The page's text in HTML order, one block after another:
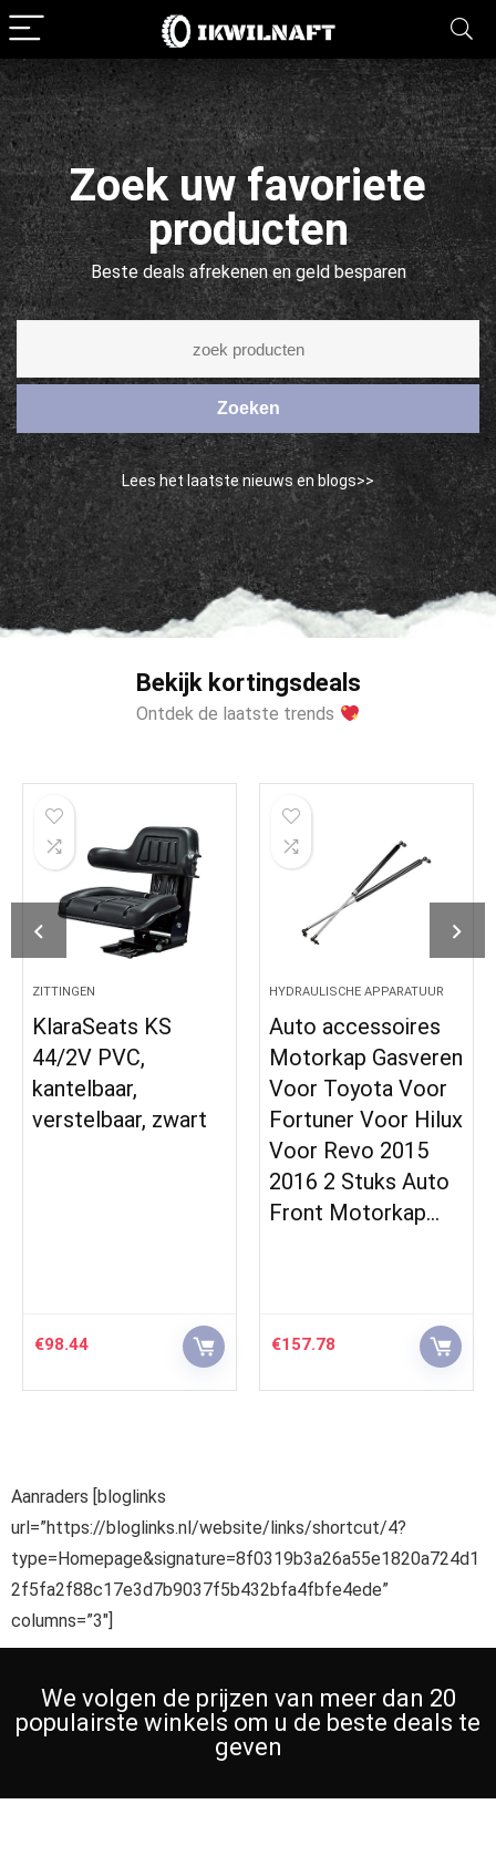
Zoek uw favoriete
producten
Beste deals afrekenen en geld besparen
Zoeken
Lees het laatste nieuws en blogs>>
Bekijk kortingsdeals
Ontdek de laatste trends
ZITTINGEN
KlaraSeats KS
44/2V PVC,
kantelbaar,
verstelbaar, zwart
€98.44
HYDRAULISCHE APPARATUUR
Auto accessoires
Motorkap Gasveren
Voor Toyota Voor
Fortuner Voor Hilux
Voor Revo 2015
2016 2 Stuks Auto
Front Motorkap…
€157.78
Aanraders [bloglinks
url=”https://bloglinks.nl/website/links/shortcut/4?
type=Homepage&signature=8f0319b3a26a55e1820a724d1
2f5fa2f88c17e3d7b9037f5b432bfa4fbfe4ede”
columns=”3″]
We volgen de prijzen van meer dan 20
populairste winkels om u de beste deals te
geven